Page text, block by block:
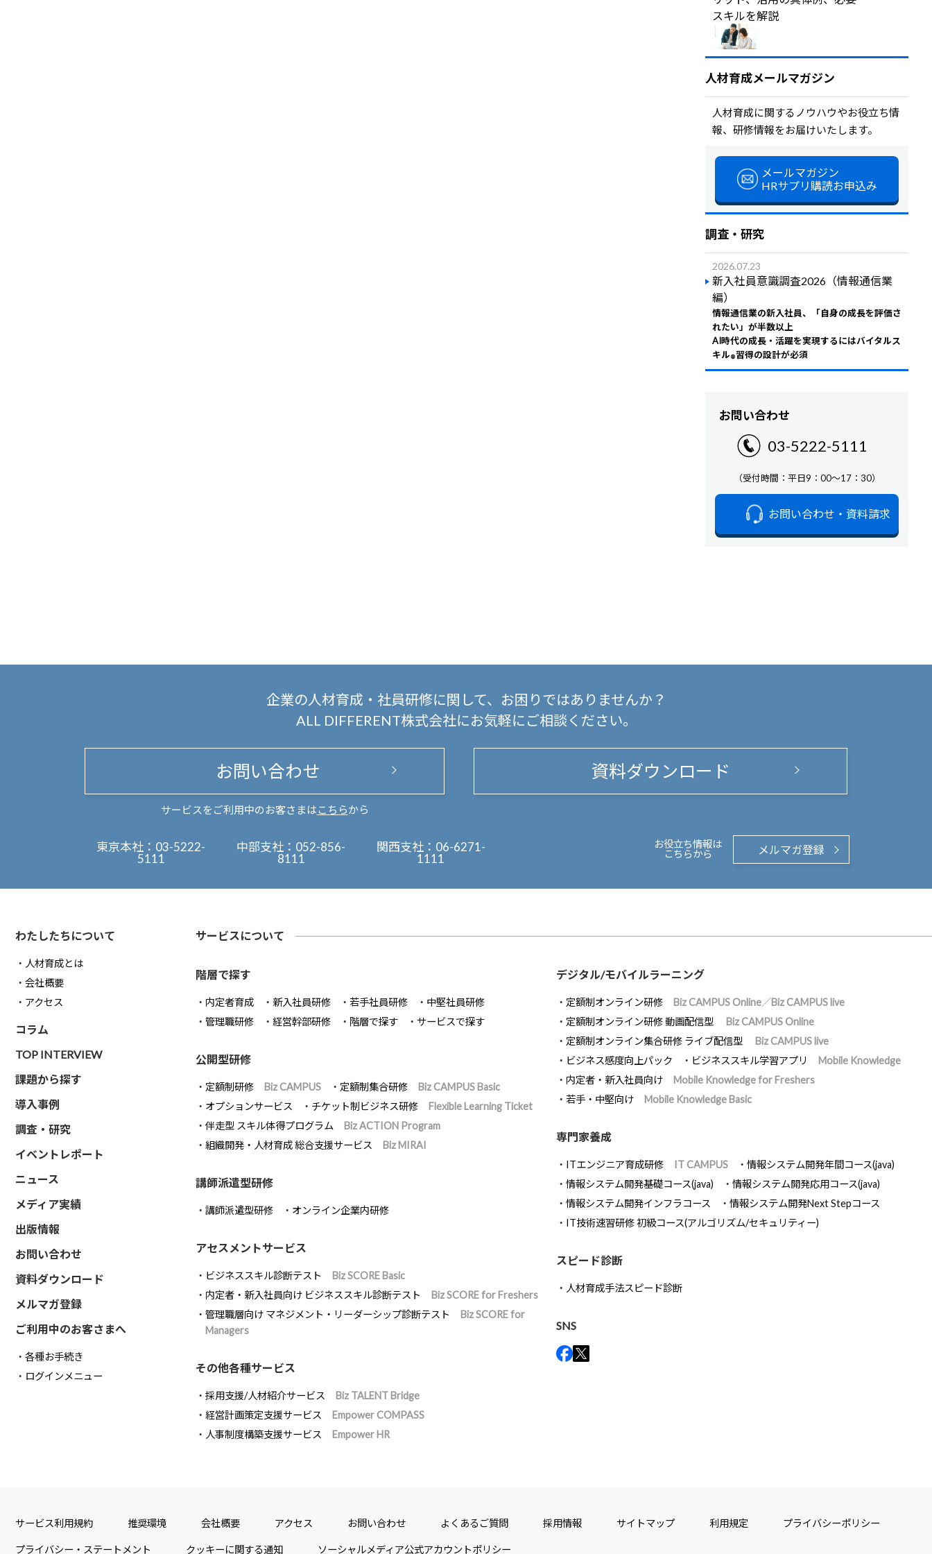
スキルを解説
人材育成メールマガジン
人材育成に関するノウハウやお役立ち情
報、研修情報をお届けいたします。
メールマガジン
HRサプリ購読お申込み
調査・研究
2026.07.23
新入社員意識調査2026（情報通信業
編）
情報通信業の新入社員、「自身の成長を評価さ
れたい」が半数以上
AI時代の成長・活躍を実現するにはバイタルス
キル®習得の設計が必須
お問い合わせ
03-5222-5111
（受付時間：平日9：00～17：30）
お問い合わせ・資料請求
企業の人材育成・社員研修に関して、
お困りではありませんか？
ALL DIFFERENT株式会社にお気軽にご相談ください。
お問い合わせ
サービスをご利用中のお客さまは こちらから
資料ダウンロード
東京本社： 03-5222-
5111
中部支社： 052-856-
8111
関西支社： 06-6271-
1111
お役立ち情報は
こちらから
メルマガ登録
わたしたちについて
人材育成とは
会社概要
アクセス
コラム
TOP INTERVIEW
課題から探す
導入事例
調査・研究
イベントレポート
ニュース
メディア実績
出版情報
お問い合わせ
資料ダウンロード
メルマガ登録
ご利用中のお客さまへ
各種お手続き
ログインメニュー
サービスについて
階層で探す
内定者育成 新入社員研修 若手社員研修
中堅社員研修
管理職研修
経営幹部研修 階層で探す サービスで探す
公開型研修
定額制研修 Biz CAMPUS 定額制集合研修
Biz CAMPUS Basic
オプションサービス
チケット制ビジネス研修
Flexible Learning Ticket
伴走型 スキル体得プログラム
Biz ACTION Program
組織開発・人材育成 総合支援サービス
Biz MIRAI
講師派遣型研修
講師派遣型研修 オンライン企業内研修
アセスメントサービス
ビジネススキル診断テスト
Biz SCORE Basic
内定者・新入社員向け ビジネススキル診断テスト
Biz SCORE for Freshers
管理職層向け マネジメント・リーダーシップ診断テスト
Biz SCORE for
Managers
その他各種サービス
採用支援/人材紹介サービス
Biz TALENT Bridge
経営計画策定支援サービス
Empower COMPASS
人事制度構築支援サービス
Empower HR
デジタル/モバイルラーニング
定額制オンライン研修
Biz CAMPUS Online／Biz CAMPUS live
定額制オンライン研修 動画配信型
Biz CAMPUS Online
定額制オンライン集合研修 ライブ配信型
Biz CAMPUS live
ビジネス感度向上パック
ビジネススキル学習アプリ
Mobile Knowledge
内定者・新入社員向け
Mobile Knowledge for Freshers
若手・中堅向け
Mobile Knowledge Basic
専門家養成
ITエンジニア育成研修 IT CAMPUS
情報システム開発年間コース(java)
情報システム開発基礎コース(java)
情報システム開発応用コース(java)
情報システム開発インフラコース
情報システム開発Next Stepコース
IT技術速習研修 初級コース(アルゴリズム/セキュリティー)
スピード診断
人材育成手法スピード診断
SNS
サービス利用規約 推奨環境 会社概要 アクセス お問い合わせ よくあるご質問 採用情報 サイトマップ 利用規定 プライバシーポリシー
プライバシー・ステートメント クッキーに関する通知 ソーシャルメディア公式アカウントポリシー